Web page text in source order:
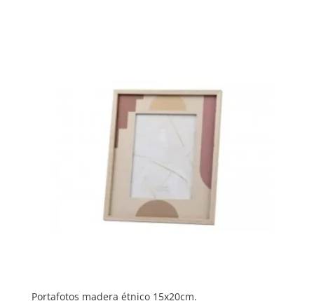
hasta
24,95 €
Portafotos madera étnico 15x20cm.